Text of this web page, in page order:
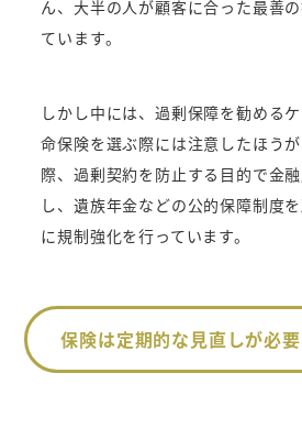
ん、大半の人が顧客に合った最善
ています。
しかし中には、過剰保障を勧める
命保険を選ぶ際には注意したほう
際、過剰契約を防止する目的で金
し、遺族年金などの公的保障制度
に規制強化を行っています。
保険は定期的な見直しが必要